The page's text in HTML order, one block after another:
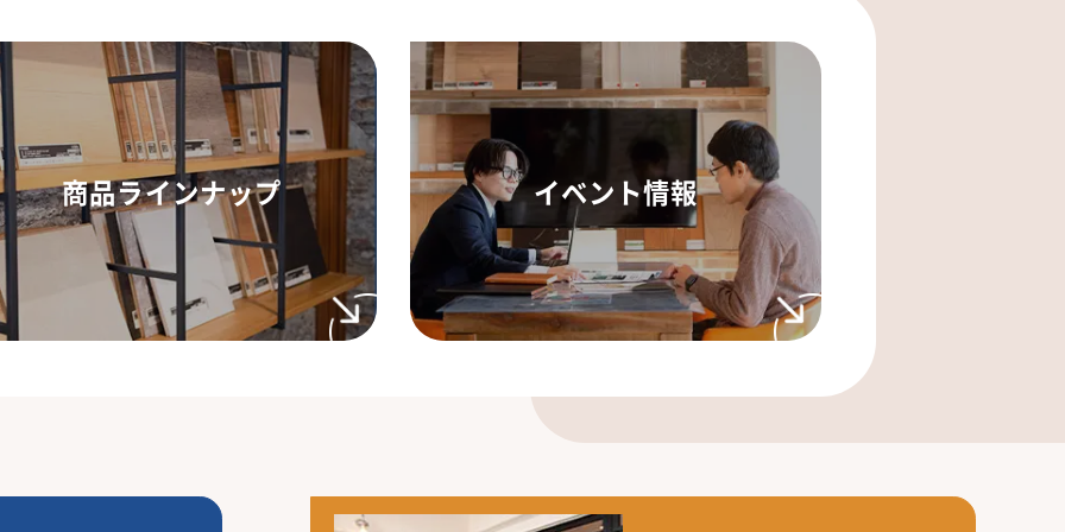
商品ラインナップ イベント情報